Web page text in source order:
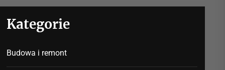
Kategorie
Budowa i remont